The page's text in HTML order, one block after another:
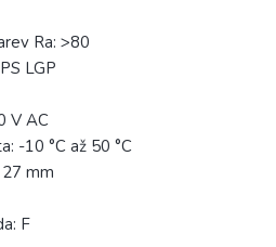
Ra: >80
LGP
V AC
-10 °C až 50 °C
mm
F